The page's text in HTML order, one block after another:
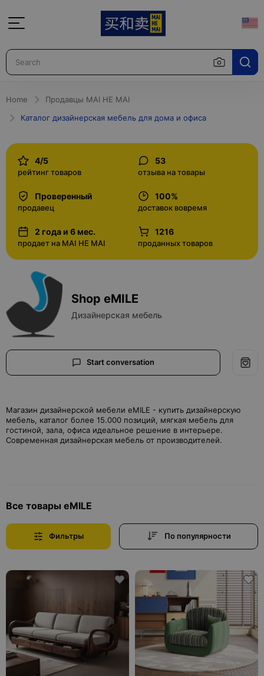
Home
Продавцы MAI HE MAI
Каталог дизайнерская мебель для дома и офиса
4/5
рейтинг товаров
53
отзыва на товары
Проверенный
продавец
100%
доставок вовремя
2 года и 6 мес.
продает на MAI HE MAI
1216
проданных товаров
Shop eMILE
Дизайнерская мебель
Start conversation
Магазин дизайнерской мебели eMILE - купить дизайнерскую
мебель, каталог более 15.000 позиций, мягкая мебель для
гостиной, зала, офиса идеальное решение в интерьере.
Современная дизайнерская мебель от производителей.
Все товары eMILE
Фильтры По популярности